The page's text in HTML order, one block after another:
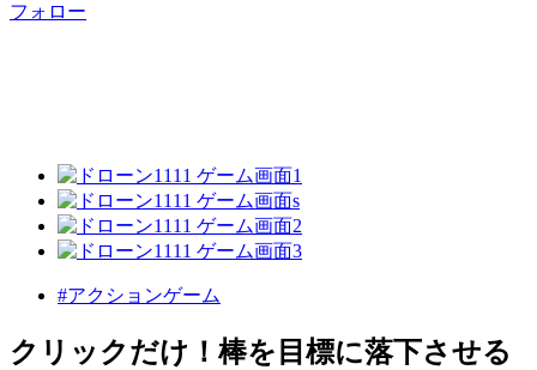
フォロー
#アクションゲーム
クリックだけ！棒を目標に落下させる